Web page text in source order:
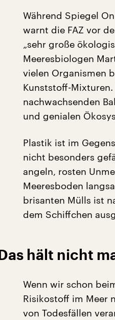
Während Spiegel
warnt die FAZ vor
„sehr große
Meeresbiologen
vielen Organismen
Kunststoff-
nachwachsenden
und genialen
Plastik ist im
nicht besonders
angeln, rosten
Meeresboden
brisanten Mülls ist
dem Schiffchen
Das hält nicht
Wenn wir schon
Risikostoff im Meer
von Todesfällen